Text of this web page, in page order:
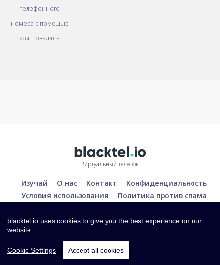
телефонного
номера с помощью
криптовалюты
Виртуальный телефон
Изучай О нас Контакт
Конфиденциальность
Условия использования
Политика против спама
blacktel.io uses cookies to give you the best experience on our
website.
Cookie Settings Accept all cookies